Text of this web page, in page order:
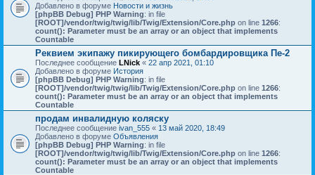
Добавлено в форуме Новости и жизнь
[phpBB Debug] PHP Warning: in file
[ROOT]/vendor/twig/twig/lib/Twig/Extension/Core.php on line 1266:
count(): Parameter must be an array or an object that implements
Countable
Реквием экипажу пикирующего бомбардировщика Пе-2
Последнее сообщение LNick « 22 апр 2021, 01:10
Добавлено в форуме История
[phpBB Debug] PHP Warning: in file
[ROOT]/vendor/twig/twig/lib/Twig/Extension/Core.php on line 1266:
count(): Parameter must be an array or an object that implements
Countable
продам инвалидную коляску
Последнее сообщение ivan_555 « 13 май 2020, 18:49
Добавлено в форуме Объявления
[phpBB Debug] PHP Warning: in file
[ROOT]/vendor/twig/twig/lib/Twig/Extension/Core.php on line 1266:
count(): Parameter must be an array or an object that implements
Countable